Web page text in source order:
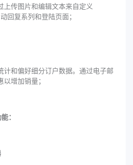
上传图片和编辑文本来自定义
回复系列和登陆页面；
计和偏好细分订户数据。通过电子邮
增加销量；
：